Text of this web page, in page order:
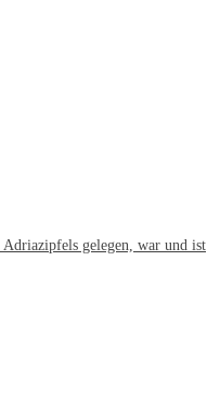
gelegen, war und ist